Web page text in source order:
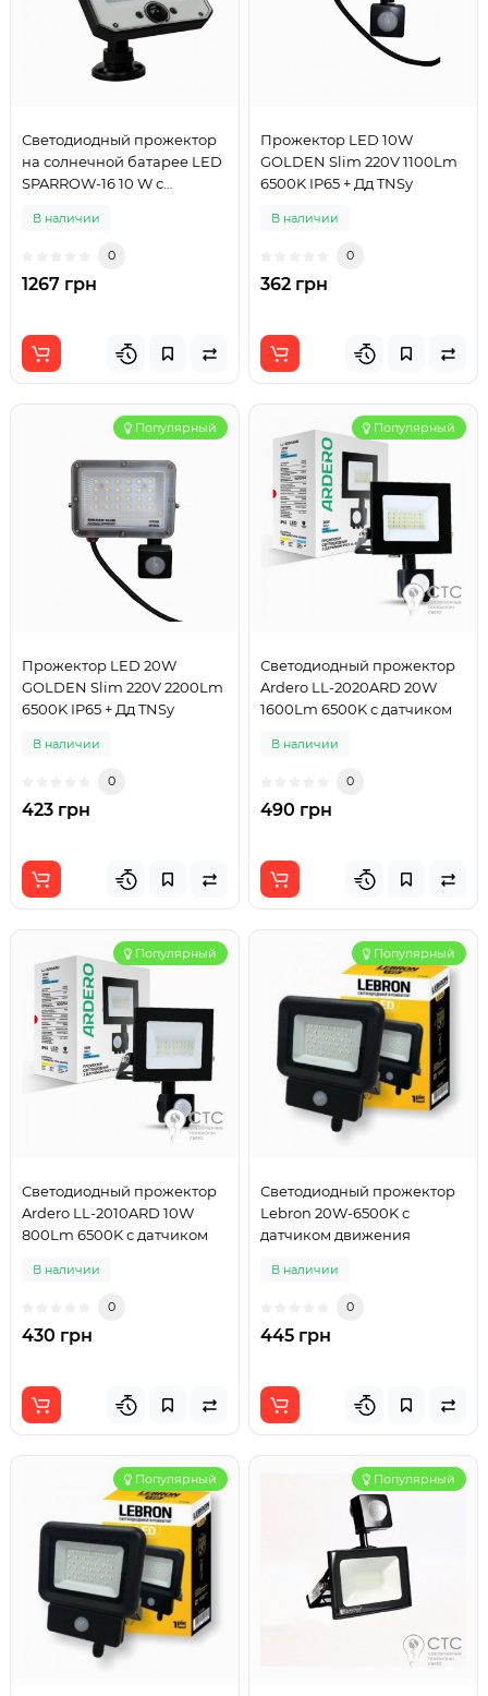
Светодиодный прожектор
на солнечной батарее LED
SPARROW-16 10 W с
В наличии
0
1267 грн
Прожектор LED 10W
GOLDEN Slim 220V 1100Lm
6500K IP65 + Дд TNSy
В наличии
0
362 грн
Популярный
Прожектор LED 20W
GOLDEN Slim 220V 2200Lm
6500K IP65 + Дд TNSy
В наличии
0
423 грн
Популярный
Светодиодный прожектор
Ardero LL-2020ARD 20W
1600Lm 6500K с датчиком
В наличии
0
490 грн
Популярный
Светодиодный прожектор
Ardero LL-2010ARD 10W
800Lm 6500K с датчиком
В наличии
0
430 грн
Популярный
Светодиодный прожектор
Lebron 20W-6500K с
датчиком движения
В наличии
0
445 грн
Популярный Популярный